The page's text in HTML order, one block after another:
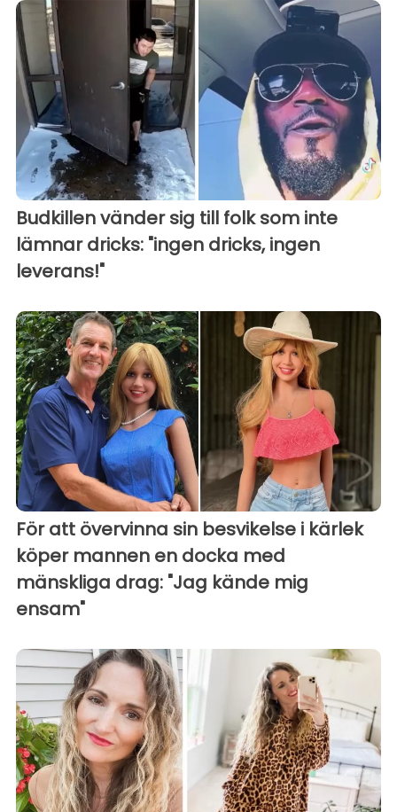
Budkillen vänder sig till folk som inte
lämnar dricks: "ingen dricks, ingen
leverans!"
För att övervinna sin besvikelse i kärlek
köper mannen en docka med
mänskliga drag: "Jag kände mig
ensam"